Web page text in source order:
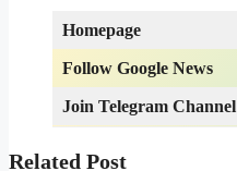
Homepage
Follow Google News
Join Telegram Channel
Related Post